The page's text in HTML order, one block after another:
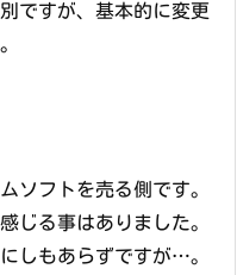
ですが、基本的に変更
ソフトを売る側です。
じる事はありました。
しもあらずですが…。